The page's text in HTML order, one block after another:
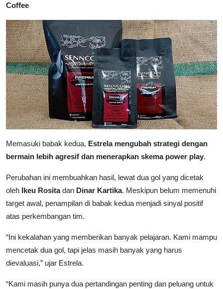
Coffee
Memasuki babak kedua, Estrela mengubah strategi dengan
bermain lebih agresif dan menerapkan skema power play.
Perubahan ini membuahkan hasil, lewat dua gol yang dicetak
oleh Ikeu Rositadan Dinar Kartika. Meskipun belum memenuhi
target awal, penampilan di babak kedua menjadi sinyal positif
atas perkembangan tim.
“Ini kekalahan yang memberikan banyak pelajaran. Kami mampu
mencetak dua gol, tapi jelas masih banyak yang harus
dievaluasi,” ujar Estrela.
“Kami masih punya dua pertandingan penting dan peluang untuk